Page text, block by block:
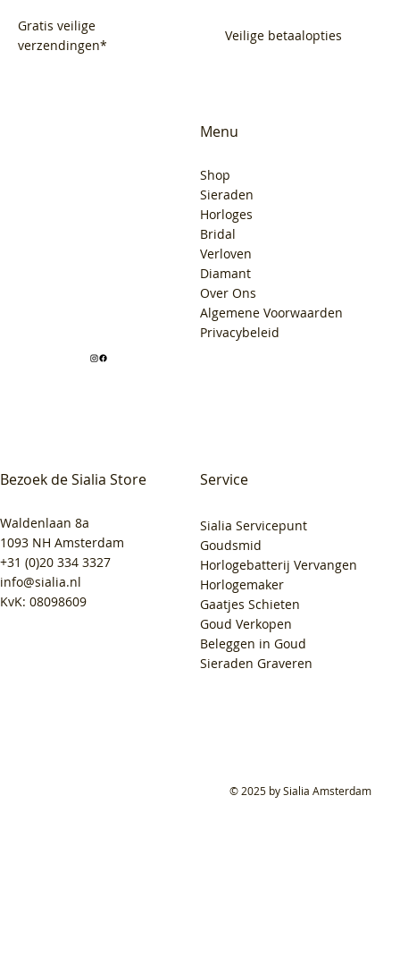
Gratis veilige
verzendingen*
Veilige betaalopties
Bezoek de Sialia Store
Waldenlaan 8a
1093 NH Amsterdam
+31 (0)20 334 3327
info@sialia.nl
KvK: 08098609
Menu
Shop
Sieraden
Horloges
Bridal
Verloven
Diamant
Over Ons
Algemene Voorwaarden
Privacybeleid
Service
Sialia Servicepunt
Goudsmid
Horlogebatterij Vervangen
Horlogemaker
Gaatjes Schieten
Goud Verkopen
Beleggen in Goud
Sieraden Graveren
© 2025 by Sialia Amsterdam